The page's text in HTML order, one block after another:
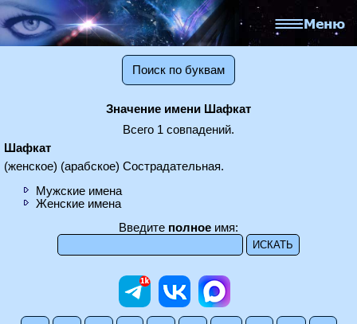
Поиск по буквам
Значение имени Шафкат
Всего 1 совпадений.
Шафкат
(женское) (арабское) Сострадательная.
Мужские имена
Женские имена
Введите полное имя: